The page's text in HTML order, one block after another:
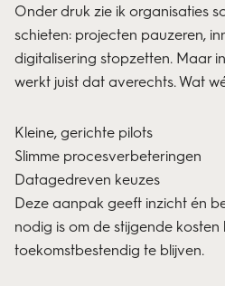
Onder druk zie ik organisaties
schieten: projecten pauzeren,
digitalisering stopzetten. Maar
werkt juist dat averechts. Wat
Kleine, gerichte pilots
Slimme procesverbeteringen
Datagedreven keuzes
Deze aanpak geeft inzicht én
nodig is om de stijgende
toekomstbestendig te blijven.